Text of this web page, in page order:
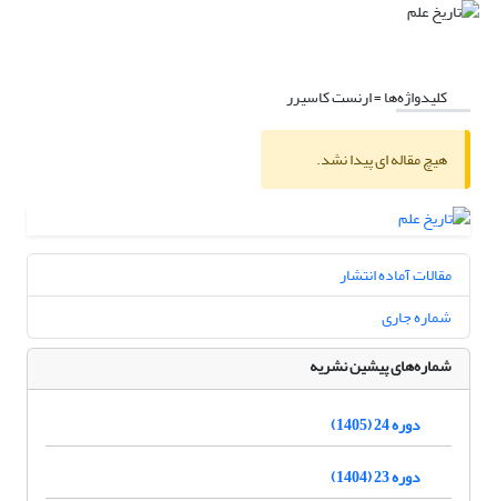
کلیدواژه‌ها =ارنست کاسیرر
هیچ مقاله ای پیدا نشد.
مقالات آماده انتشار
شماره جاری
شماره‌های پیشین نشریه
دوره 24 (1405)
دوره 23 (1404)